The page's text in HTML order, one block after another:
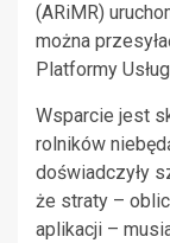
(ARiMR)
można
Platformy
Wsparcie jest
rolników
doświadczyły
że straty –
aplikacji –